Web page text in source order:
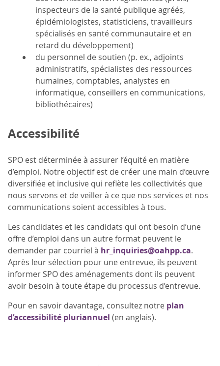
inspecteurs de la santé publique agréés,
épidémiologistes, statisticiens, travailleurs
spécialisés en santé communautaire et en
retard du développement)
du personnel de soutien (p. ex., adjoints
administratifs, spécialistes des ressources
humaines, comptables, analystes en
informatique, conseillers en communications,
bibliothécaires)
Accessibilité
SPO est déterminée à assurer l’équité en matière
d’emploi. Notre objectif est de créer une main d’œuvre
diversifiée et inclusive qui reflète les collectivités que
nous servons et de veiller à ce que nos services et nos
communications soient accessibles à tous.
Les candidates et les candidats qui ont besoin d’une
offre d’emploi dans un autre format peuvent le
demander par courriel à hr_inquiries@oahpp.ca.
Après leur sélection pour une entrevue, ils peuvent
informer SPO des aménagements dont ils peuvent
avoir besoin à toute étape du processus d’entrevue.
Pour en savoir davantage, consultez notre plan
d’accessibilité pluriannuel (en anglais).